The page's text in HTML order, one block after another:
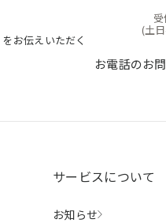
をお伝えいただく
(土日
お電話のお
サービスについて
お知らせ